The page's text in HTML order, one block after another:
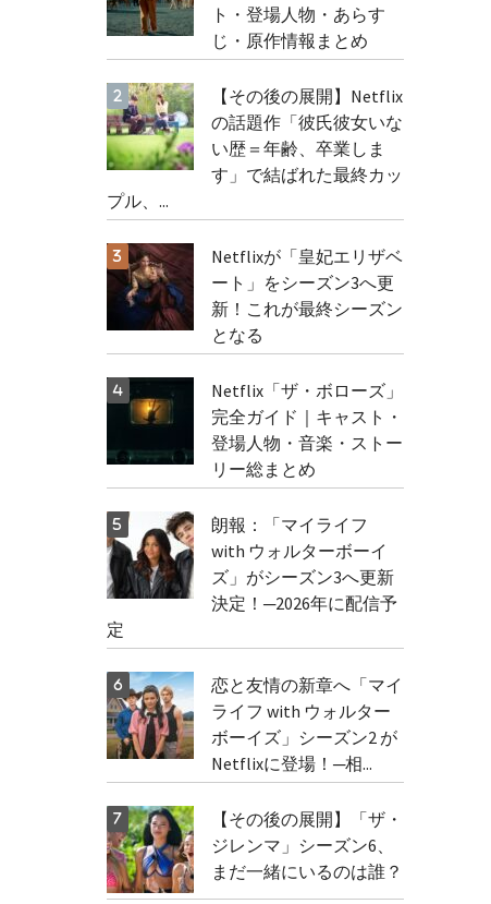
ト・登場人物・あらす
じ・原作情報まとめ
【その後の展開】Netflix
の話題作「彼氏彼女いな
い歴＝年齢、卒業しま
す」で結ばれた最終カッ
プル、...
Netflixが「皇妃エリザベ
ート」をシーズン3へ更
新！これが最終シーズン
となる
Netflix「ザ・ボローズ」
完全ガイド｜キャスト・
登場人物・音楽・ストー
リー総まとめ
朗報：「マイライフ
with ウォルターボーイ
ズ」がシーズン3へ更新
決定！─2026年に配信予
定
恋と友情の新章へ「マイ
ライフ with ウォルター
ボーイズ」シーズン2 が
Netflixに登場！─相...
【その後の展開】「ザ・
ジレンマ」シーズン6、
まだ一緒にいるのは誰？